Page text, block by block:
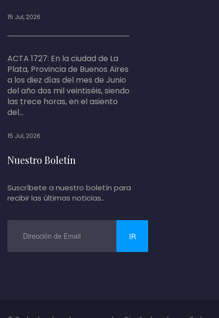
15 Jul, 2026
ACTA 1727: En la ciudad de La
Plata, Provincia de Buenos Aires
a los diez días del mes de Junio
del año dos mil veintiséis, siendo
las trece horas, en el asiento
del...
15 Jul, 2026
Nuestro Boletín
Suscríbete a nuestro boletín para
recibir las últimas noticias..
IR